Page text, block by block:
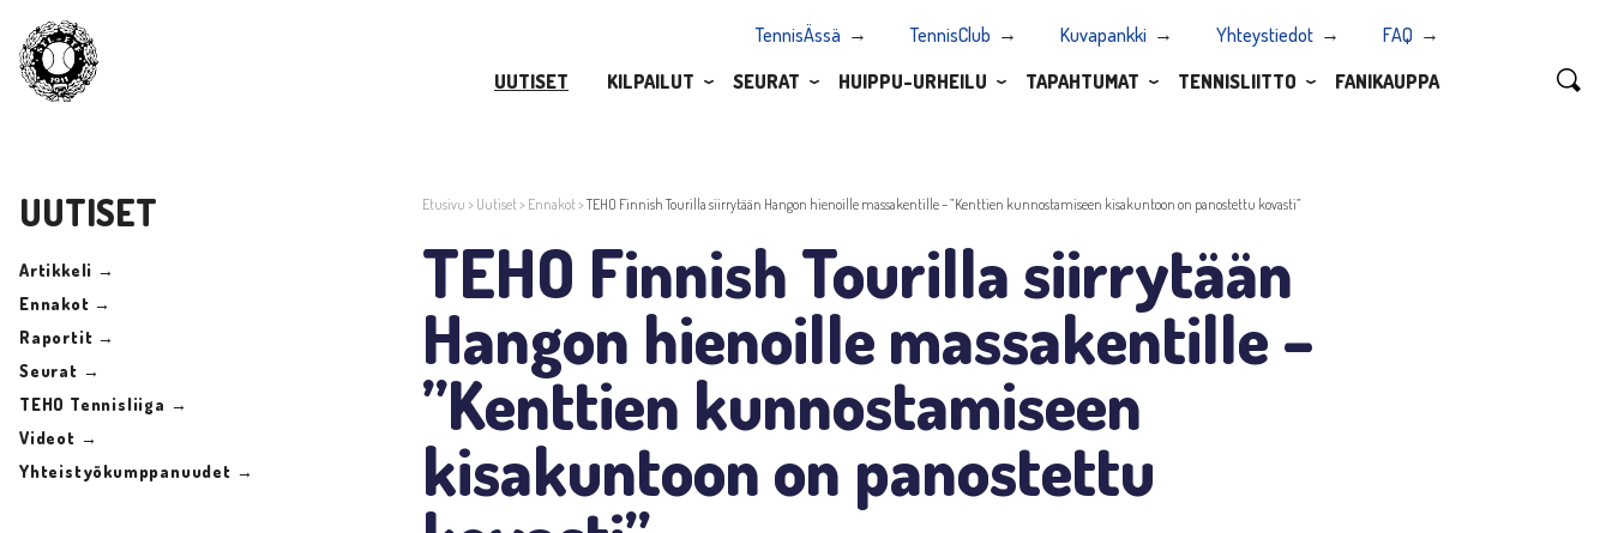
TennisÄssä TennisClub Kuvapankki Yhteystiedot
FAQ
UUTISET
KILPAILUT SEURAT HUIPPU-URHEILU TAPAHTUMAT TENNISLIITTO FANIKAUPPA
UUTISET
Artikkeli →
Ennakot →
Raportit →
Seurat →
TEHO Tennisliiga →
Videot →
Yhteistyökumppanuudet →
Etusivu > Uutiset> Ennakot>TEHO Finnish Tourilla siirrytään Hangon hienoille massakentille – ”Kenttien kunnostamiseen kisakuntoon on panostettu kovasti”
TEHO Finnish Tourilla siirrytään
Hangon hienoille massakentille –
”Kenttien kunnostamiseen
kisakuntoon on panostettu